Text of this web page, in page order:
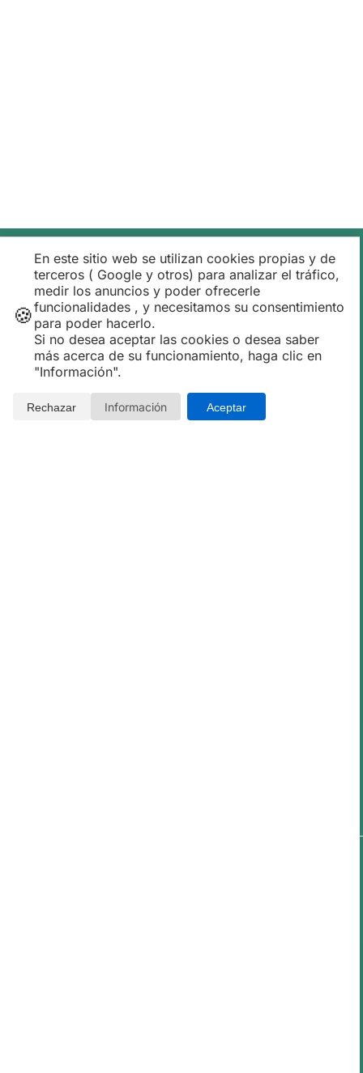
Opiniones de Clientes
🍪
En este sitio web se utilizan cookies propias y de
terceros ( Google y otros) para analizar el tráfico,
medir los anuncios y poder ofrecerle
funcionalidades , y necesitamos su consentimiento
para poder hacerlo.
Si no desea aceptar las cookies o desea saber
más acerca de su funcionamiento, haga clic en
"Información".
Rechazar Información Aceptar